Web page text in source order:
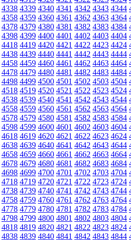
4338 4339 4340 4341 4342 4343 4344
4358 4359 4360 4361 4362 4363 4364
4378 4379 4380 4381 4382 4383 4384
4398 4399 4400 4401 4402 4403 4404
4418 4419 4420 4421 4422 4423 4424
4438 4439 4440 4441 4442 4443 4444
4458 4459 4460 4461 4462 4463 4464
4478 4479 4480 4481 4482 4483 4484
4498 4499 4500 4501 4502 4503 4504
4518 4519 4520 4521 4522 4523 4524
4538 4539 4540 4541 4542 4543 4544
4558 4559 4560 4561 4562 4563 4564
4578 4579 4580 4581 4582 4583 4584
4598 4599 4600 4601 4602 4603 4604
4618 4619 4620 4621 4622 4623 4624
4638 4639 4640 4641 4642 4643 4644
4658 4659 4660 4661 4662 4663 4664
4678 4679 4680 4681 4682 4683 4684
4698 4699 4700 4701 4702 4703 4704
4718 4719 4720 4721 4722 4723 4724
4738 4739 4740 4741 4742 4743 4744
4758 4759 4760 4761 4762 4763 4764
4778 4779 4780 4781 4782 4783 4784
4798 4799 4800 4801 4802 4803 4804
4818 4819 4820 4821 4822 4823 4824
4838 4839 4840 4841 4842 4843 4844